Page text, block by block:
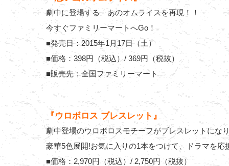
劇中に登場する あのオムライスを再現！！
今すぐファミリーマートへGo！
■発売日：2015年1月17日（土）
■価格：398円（税込）/ 369円（税抜）
■販売先：全国ファミリーマート
『ウロボロス ブレスレット』
劇中登場のウロボロスモチーフがブレスレットにな
豪華5色展開!お気に入りの1本をつけて、ドラマを応
■価格：2,970円（税込）/ 2,750円（税抜）